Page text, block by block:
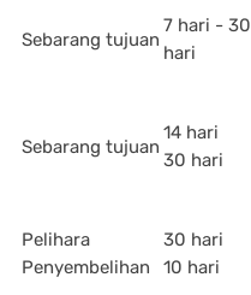
Sebarang tujuan
7 hari - 30
hari
Sebarang tujuan
14 hari
30 hari
Pelihara
Penyembelihan
30 hari
10 hari